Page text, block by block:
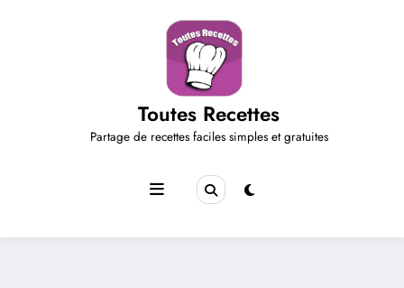
Toutes Recettes
Partage de recettes faciles simples et gratuites